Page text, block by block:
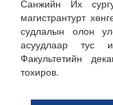
Санжийн Их
магистрантурт
судлалын олон
асуудлаар тус
Факультетийн
тохиров.